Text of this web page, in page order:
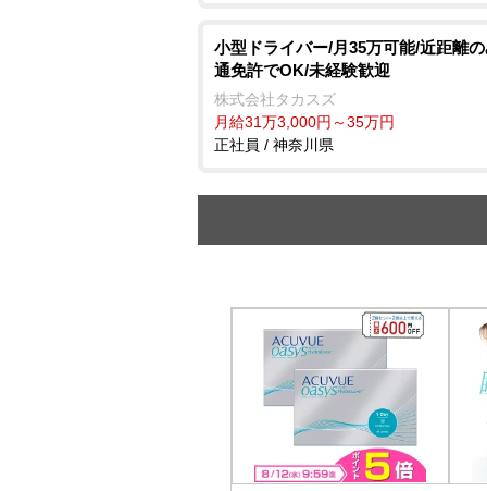
小型ドライバー/月35万可能/近距離
通免許でOK/未経験歓迎
株式会社タカスズ
月給31万3,000円～35万円
正社員 / 神奈川県